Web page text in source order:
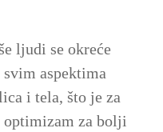
ljudi se okreće
aspektima
i tela, što je za
optimizam za bolji